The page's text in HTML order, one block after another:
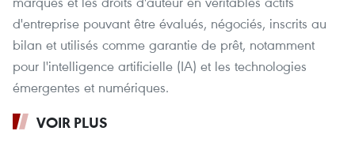
d'entreprise pouvant être évalués, négociés, inscrits au
bilan et utilisés comme garantie de prêt, notamment
pour l'intelligence artificielle (IA) et les technologies
émergentes et numériques.
VOIR PLUS